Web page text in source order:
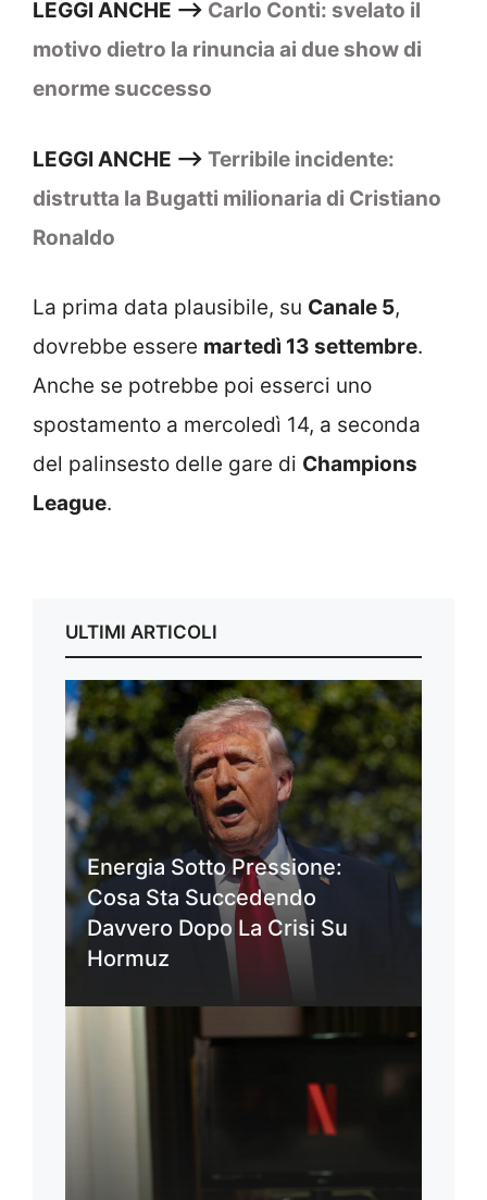
LEGGI ANCHE –> Carlo Conti: svelato il
motivo dietro la rinuncia ai due show di
enorme successo
LEGGI ANCHE –> Terribile incidente:
distrutta la Bugatti milionaria di Cristiano
Ronaldo
La prima data plausibile, su Canale 5,
dovrebbe essere martedì 13 settembre.
Anche se potrebbe poi esserci uno
spostamento a mercoledì 14, a seconda
del palinsesto delle gare di Champions
League.
ULTIMI ARTICOLI
Energia Sotto Pressione:
Cosa Sta Succedendo
Davvero Dopo La Crisi Su
Hormuz